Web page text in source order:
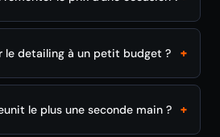
le detailing à un petit budget ? +
le plus une seconde main ? +